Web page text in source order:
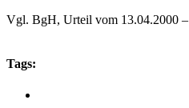
Vgl. BgH, Urteil vom 13.04.2000
Tags: